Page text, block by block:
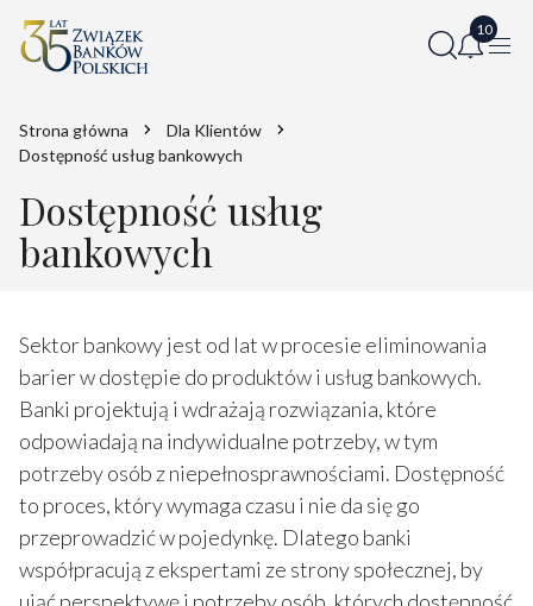
Strona główna
Dla Klientów
Dostępność usług bankowych
Dostępność usług
bankowych
Sektor bankowy jest od lat w procesie eliminowania
barier w dostępie do produktów i usług bankowych.
Banki projektują i wdrażają rozwiązania, które
odpowiadają na indywidualne potrzeby, w tym
potrzeby osób z niepełnosprawnościami. Dostępność
to proces, który wymaga czasu i nie da się go
przeprowadzić w pojedynkę. Dlatego banki
współpracują z ekspertami ze strony społecznej, by